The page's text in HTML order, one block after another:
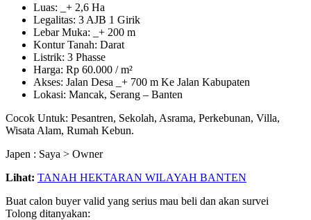
Luas: _+ 2,6 Ha
Legalitas: 3 AJB 1 Girik
Lebar Muka: _+ 200 m
Kontur Tanah: Darat
Listrik: 3 Phasse
Harga: Rp 60.000 / m²
Akses: Jalan Desa _+ 700 m Ke Jalan Kabupaten
Lokasi: Mancak, Serang – Banten
Cocok Untuk: Pesantren, Sekolah, Asrama, Perkebunan, Villa,
Wisata Alam, Rumah Kebun.
Japen : Saya > Owner
Lihat: TANAH HEKTARAN WILAYAH BANTEN
Buat calon buyer valid yang serius mau beli dan akan survei
Tolong ditanyakan: